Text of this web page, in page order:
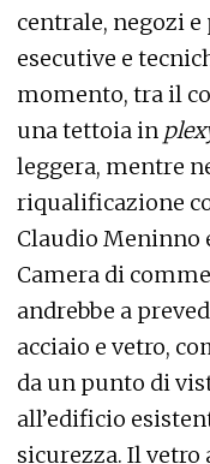
centrale, negozi
esecutive e
momento, tra il
una tettoia in
leggera, mentre
riqualificazione
Claudio Meninno
Camera di
andrebbe a
acciaio e vetro,
da un punto di
all’edificio
sicurezza. Il